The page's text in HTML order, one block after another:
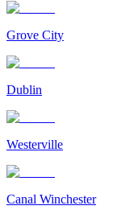
Grove City
Dublin
Westerville
Canal Winchester